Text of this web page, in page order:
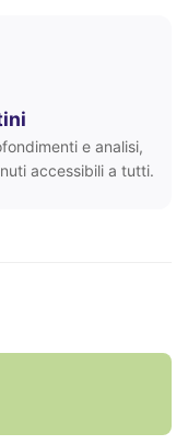
e analisi,
accessibili a tutti.